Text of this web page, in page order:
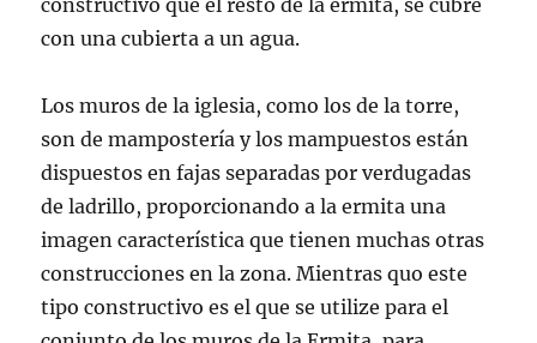
constructivo que el resto de la ermita, se cubre
con una cubierta a un agua.
Los muros de la iglesia, como los de la torre,
son de mampostería y los mampuestos están
dispuestos en fajas separadas por verdugadas
de ladrillo, proporcionando a la ermita una
imagen característica que tienen muchas otras
construcciones en la zona. Mientras quo este
tipo constructivo es el que se utilize para el